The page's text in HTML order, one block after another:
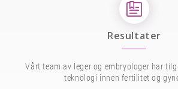
Resultater
Vårt team av leger og embryologer har
teknologi innen fertilitet og